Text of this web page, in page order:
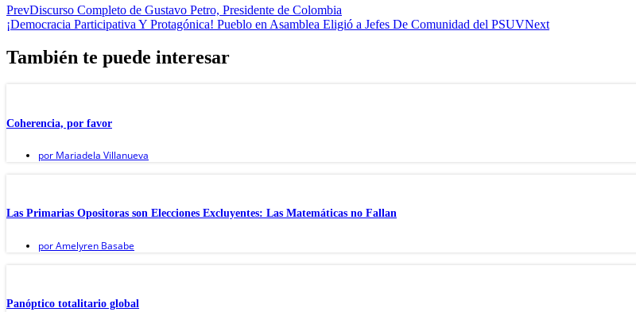
PrevDiscurso Completo de Gustavo Petro, Presidente de Colombia
¡Democracia Participativa Y Protagónica! Pueblo en Asamblea Eligió a Jefes De Comunidad del PSUVNext
También te puede interesar
Coherencia, por favor
por Mariadela Villanueva
Las Primarias Opositoras son Elecciones Excluyentes: Las Matemáticas no Fallan
porAmelyren Basabe
Panóptico totalitario global